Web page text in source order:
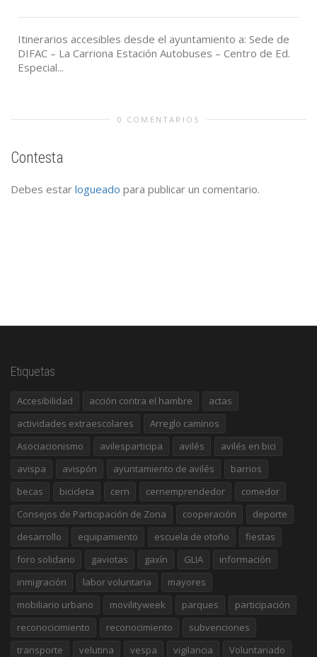
Itinerarios accesibles desde el ayuntamiento a: Sede de
DIFAC – La Carriona Estación Autobuses – Centro de Ed.
Especial...
0 COMENTARIOS
Contesta
Debes estar logueado para publicar un comentario.
Etiquetas
Accesibilidad acción contra el hambre
actas
actividades extraescolares
Arreglo caminos
Asociacionismo
avilesparticipa avilés
avilés en bici
avispa
avispón ayuntamiento de avilés
barrios
becas
bicicleta cern cernemprendedor
comedor
Consejos de Participación de Zona
cooperación
deporte
desarrollo
equipamiento escuela de otoño
fiestas
foro solidario
gaviotas gaxín GLIA
información
inmigración
labor voluntaria
mayores
mobiliario urbano
movilityweek parques
participación
reconocicimiento
reconocimiento
subvenciones
transporte
velutina vespa vigilancia Voluntariado